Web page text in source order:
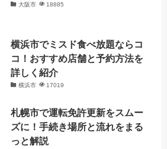
大阪市 18885
横浜市でミスド食べ放題ならコ
コ！おすすめ店舗と予約方法を
詳しく紹介
横浜市 17019
札幌市で運転免許更新をスムー
ズに！手続き場所と流れをまる
っと解説